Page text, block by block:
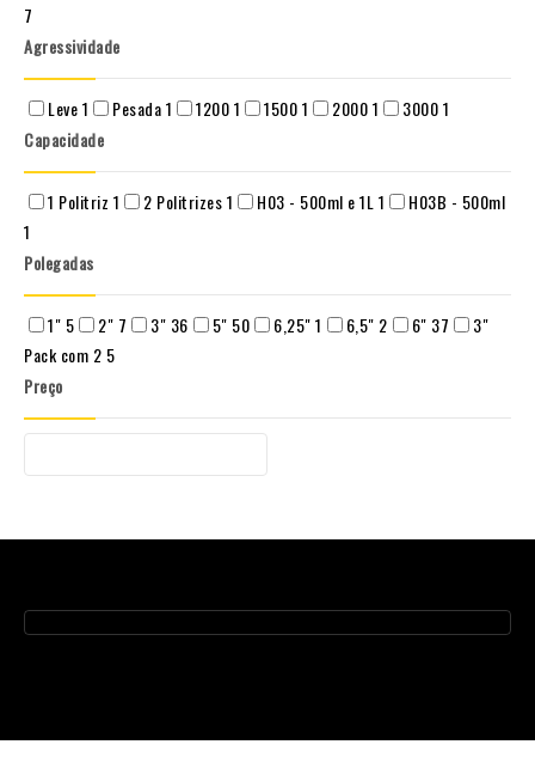
7
Agressividade
Leve1 Pesada1 12001 15001 20001 30001
Capacidade
1 Politriz 1 2 Politrizes1 H03 - 500ml e 1L 1
H03B - 500ml
1
Polegadas
1" 5 2" 7 3" 36 5" 50 6,25"1 6,5" 2 6" 37
3"
Pack com 2 5
Preço